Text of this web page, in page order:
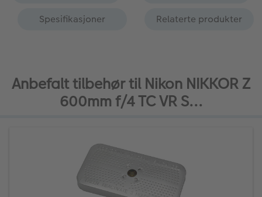
Spesifikasjoner
Relaterte produkter
Anbefalt tilbehør til Nikon NIKKOR Z
600mm f/4 TC VR S...